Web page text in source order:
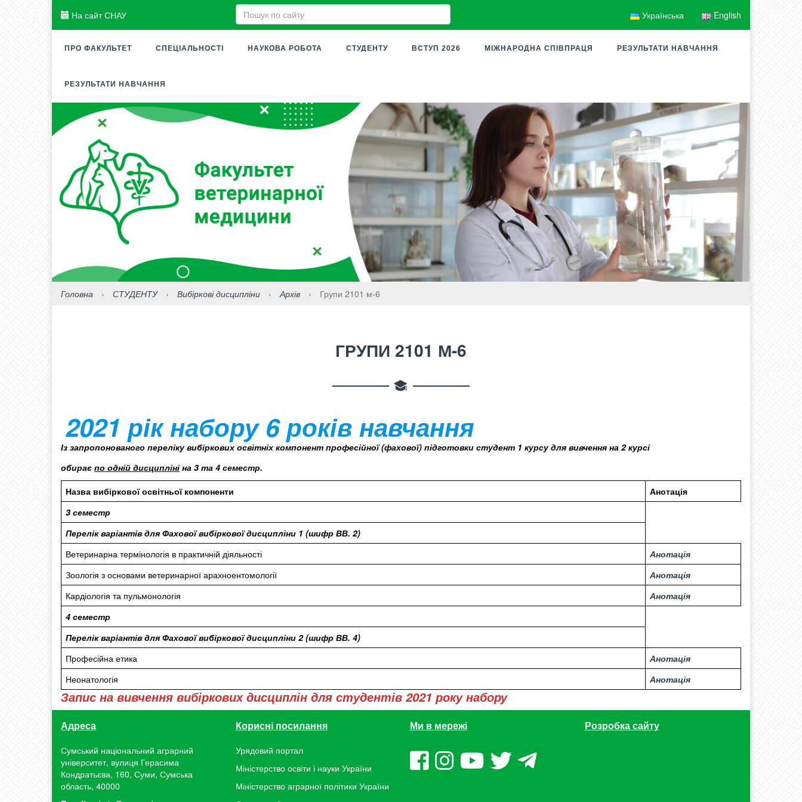
На сайт СНАУ Українська English
ПРО ФАКУЛЬТЕТ СПЕЦІАЛЬНОСТІ НАУКОВА РОБОТА СТУДЕНТУ ВСТУП 2026 МІЖНАРОДНА СПІВПРАЦЯ РЕЗУЛЬТАТИ НАВЧАННЯ
РЕЗУЛЬТАТИ НАВЧАННЯ
Головна › СТУДЕНТУ › Вибіркові дисципліни › Архів › Групи 2101 м-6
ГРУПИ 2101 М-6
2021 рік набору 6 років навчання
Із запропонованого переліку вибіркових освітніх компонент професійної (фахової) підготовки студент 1 курсу для вивчення на 2 курсі
обирає по одній дисципліні на 3 та 4 семестр.
Назва вибіркової освітньої компоненти
Анотація
3 семестр
Перелік варіантів для Фахової вибіркової дисципліни 1 (шифр ВВ. 2)
Ветеринарна термінологія в практичній діяльності
Анотація
Зоологія з основами ветеринарної арахноентомології
Анотація
Кардіологія та пульмонологія
Анотація
4 семестр
Перелік варіантів для Фахової вибіркової дисципліни 2 (шифр ВВ. 4)
Професійна етика
Анотація
Неонатологія
Анотація
Запис на вивчення вибіркових дисциплін для студентів 2021 року набору
Адреса
Сумський національний аграрний
університет, вулиця Герасима
Кондратьєва, 160, Суми, Сумська
область, 40000
Корисні посилання
Урядовий портал
Міністерство освіти і науки України
Міністерство аграрної політики України
Ми в мережі Розробка сайту